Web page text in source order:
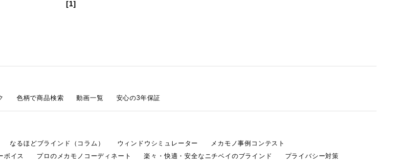
[1]
色柄で商品検索 動画一覧 安心の3年保証
なるほどブラインド（コラム） ウィンドウシミュレーター
メカモノ事例コンテスト
ボイス プロのメカモノコーディネート 楽々・快適・安全なニチベイのブラインド
プライバシー対策